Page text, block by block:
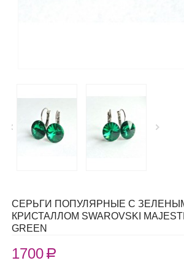
СЕРЬГИ ПОПУЛЯРНЫЕ С
КРИСТАЛЛОМ SWAROVSKI
GREEN
1700R